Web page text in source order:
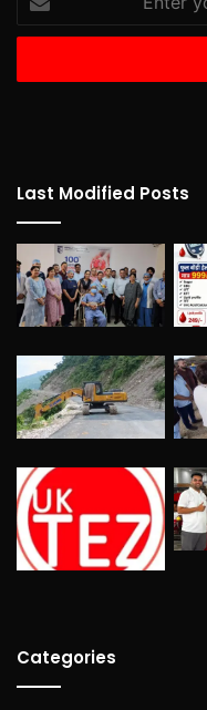
your
Email
Last Modified Posts
Categories